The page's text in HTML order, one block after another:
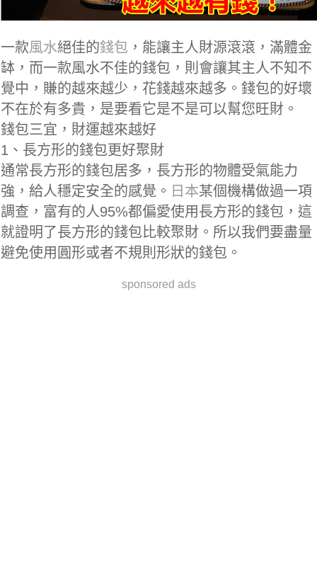
一款風水絕佳的錢包 ，能讓主人財源滾滾，滿體金
缽，而一款風水不佳的錢包，則會讓其主人不知不
覺中，賺的越來越少，花錢越來越多。錢包的好壞
不在於有多貴，是要看它是不是可以幫您旺財。
錢包三宜，財運越來越好
1、長方形的錢包更好聚財
通常長方形的錢包居多，長方形的物體受氣能力
強，給人穩定安全的感覺。 日本某個機構做過一項
調查，富有的人95%都偏愛使用長方形的錢包，這
就證明了長方形的錢包比較聚財。所以我們要盡量
避免使用圓形或者不規則形狀的錢包。
sponsored ads